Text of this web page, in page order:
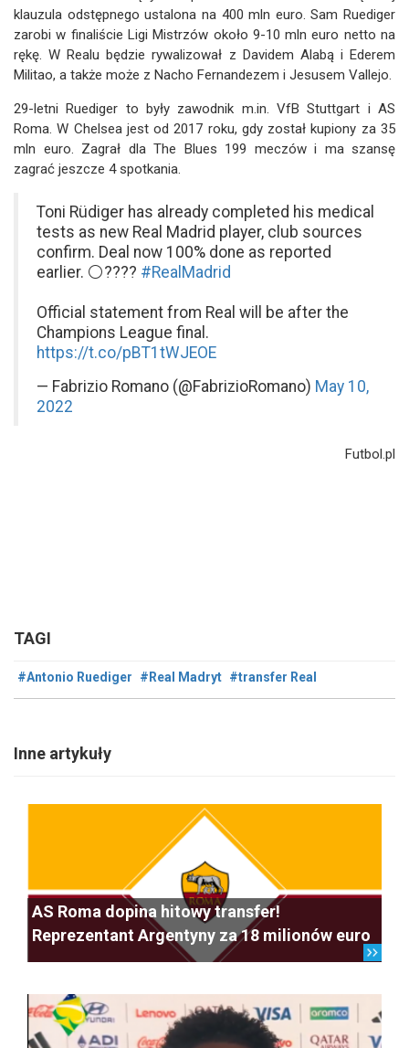
klauzula odstępnego ustalona na 400 mln euro. Sam Ruediger
zarobi w finaliście Ligi Mistrzów około 9-10 mln euro netto na
rękę. W Realu będzie rywalizował z Davidem Alabą i Ederem
Militao, a także może z Nacho Fernandezem i Jesusem Vallejo.
29-letni Ruediger to były zawodnik m.in. VfB Stuttgart i AS
Roma. W Chelsea jest od 2017 roku, gdy został kupiony za 35
mln euro. Zagrał dla The Blues 199 meczów i ma szansę
zagrać jeszcze 4 spotkania.
Toni Rüdiger has already completed his medical
tests as new Real Madrid player, club sources
confirm. Deal now 100% done as reported
earlier. ⚪️???? #RealMadrid
Official statement from Real will be after the
Champions League final.
https://t.co/pBT1tWJEOE
— Fabrizio Romano (@FabrizioRomano) May 10,
2022
Futbol.pl
TAGI
#Antonio Ruediger #Real Madryt #transfer Real
Inne artykuły
AS Roma dopina hitowy transfer!
Reprezentant Argentyny za 18 milionów euro